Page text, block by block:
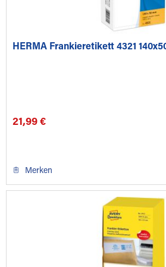
HERMA Frankieretikett 4321
21,99 €
Merken